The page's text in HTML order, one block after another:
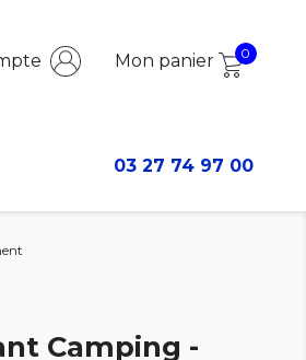
Mon panier 0
03 27 74 97 00
Camping -